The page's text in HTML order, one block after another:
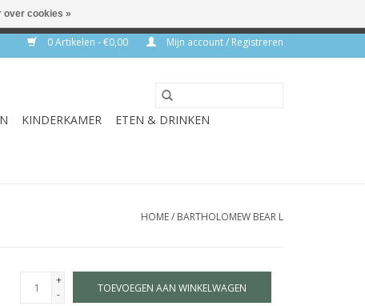
0 Artikelen - €0,00 Mijn account / Registreren
KINDERKAMER
ETEN & DRINKEN
HOME/ BARTHOLOMEW BEAR L
+
-
TOEVOEGEN AAN WINKELWAGEN
over cookies »